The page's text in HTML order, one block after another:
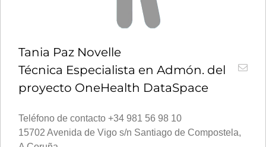
Tania Paz Novelle
Técnica Especialista en Admón. del
proyecto OneHealth DataSpace
Teléfono de contacto +34 981 56 98 10
15702 Avenida de Vigo s/n Santiago de Compostela,